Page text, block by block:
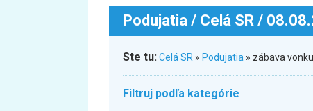
Podujatia / Celá SR /
Ste tu:Celá SR » Podujatia » zábava
Filtruj podľa kategórie